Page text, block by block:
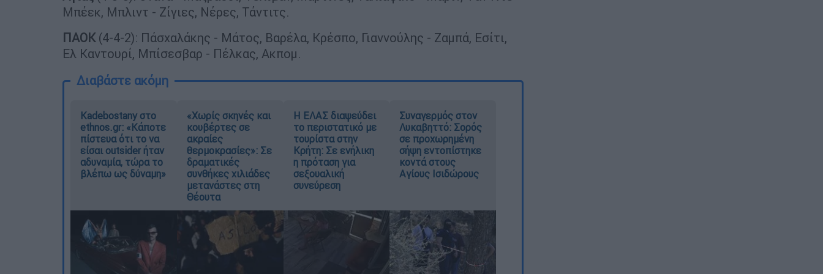
Μπέεκ, Μπλιντ - Ζίγιες, Νέρες, Τάντιτς.
ΠΑΟΚ(4-4-2): Πάσχαλάκης - Μάτος, Βαρέλα, Κρέσπο, Γιαννούλης - Ζαμπά, Εσίτι,
Ελ Καντουρί, Μπίσεσβαρ - Πέλκας, Ακπομ.
Διαβάστε ακόμη
Kadebostany στο
ethnos.gr: «Κάποτε
πίστευα ότι το να
είσαι outsider ήταν
αδυναμία, τώρα το
βλέπω ως δύναμη»
«Χωρίς σκηνές και
κουβέρτες σε
ακραίες
θερμοκρασίες»: Σε
δραματικές
συνθήκες χιλιάδες
μετανάστες στη
Θέουτα
Η ΕΛΑΣ διαψεύδει
το περιστατικό με
τουρίστα στην
Κρήτη: Σε ενήλικη
η πρόταση για
σεξουαλική
συνεύρεση
Συναγερμός στον
Λυκαβηττό: Σορός
σε προχωρημένη
σήψη εντοπίστηκε
κοντά στους
Αγίους Ισιδώρους